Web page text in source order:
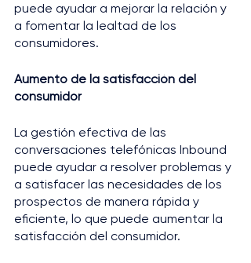
puede ayudar a mejorar la relación y
a fomentar la lealtad de los
consumidores.
Aumento de la satisfacción del
consumidor
La gestión efectiva de las
conversaciones telefónicas Inbound
puede ayudar a resolver problemas y
a satisfacer las necesidades de los
prospectos de manera rápida y
eficiente, lo que puede aumentar la
satisfacción del consumidor.